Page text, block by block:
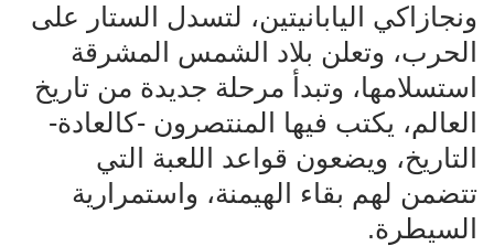
ونجازاكي اليابانيتين، لتسدل الستار على
الحرب، وتعلن بلاد الشمس المشرقة
استسلامها، وتبدأ مرحلة جديدة من تاريخ
العالم، يكتب فيها المنتصرون -كالعادة-
التاريخ، ويضعون قواعد اللعبة التي
تتضمن لهم بقاء الهيمنة، واستمرارية
السيطرة.